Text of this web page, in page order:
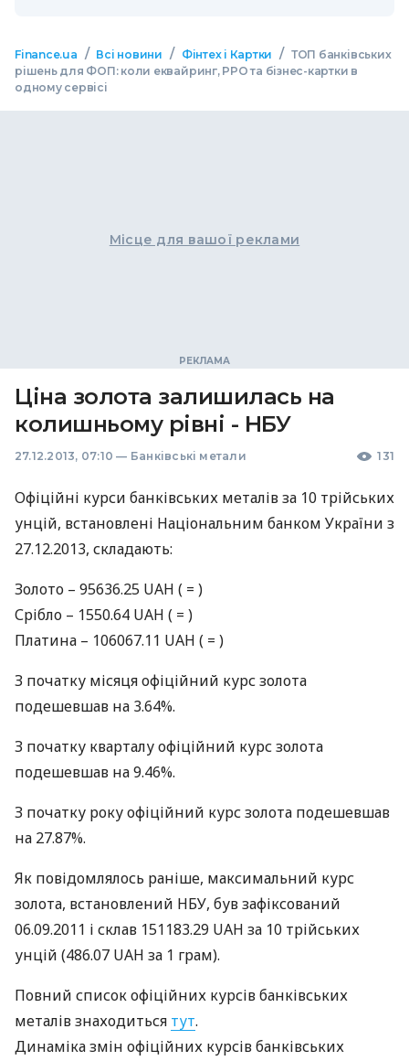
Finance.ua / Всі новини / Фінтех і Картки / ТОП банківських
рішень для ФОП: коли еквайринг, РРО та бізнес-картки в
одному сервісі
Місце для вашої реклами
Ціна золота залишилась на
колишньому рівні - НБУ
27.12.2013, 07:10 — Банківські метали 131
Офіційні курси банківських металів за 10 трiйських
унцій, встановлені Національним банком України з
27.12.2013, складають:
Золото – 95636.25 UAH ( = )
Срiбло – 1550.64 UAH ( = )
Платина – 106067.11 UAH ( = )
З початку місяця офіційний курс золота
подешевшав на 3.64%.
З початку кварталу офіційний курс золота
подешевшав на 9.46%.
З початку року офіційний курс золота подешевшав
на 27.87%.
Як повідомлялось раніше, максимальний курс
золота, встановлений НБУ, був зафіксований
06.09.2011 і склав 151183.29 UAH за 10 трiйських
унцій (486.07 UAH за 1 грам).
Повний список офіційних курсів банківських
металів знаходиться тут.
Динаміка змін офіційних курсів банківських